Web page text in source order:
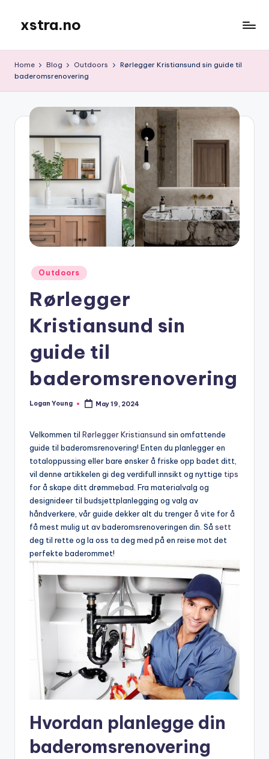
xstra.no
Home Blog Outdoors
Rørlegger Kristiansund sin guide til
baderomsrenovering
Posted
in
Outdoors
Rørlegger
Kristiansund sin
guide til
baderomsrenovering
Posted
Logan Young May 19, 2024
Velkommen til Rørlegger Kristiansund sin‍ omfattende
guide⁢ til‌ baderomsrenovering! Enten du ​planlegger en
totaloppussing eller bare ønsker ‌å friske opp badet⁣ ditt,​
vil denne artikkelen ⁤gi deg ‍verdifull innsikt og nyttige⁢ tips
for å skape ditt drømmebad. Fra materialvalg og
designideer til budsjettplanlegging ⁢og⁣ valg ‍av⁣
håndverkere, vår ⁤guide dekker⁣ alt du ‌trenger‌ å vite for å
få ​mest mulig ut av baderomsrenoveringen​ din. Så sett
⁤deg til​ rette og la ​oss ta deg​ med på en reise mot det
perfekte baderommet!
Hvordan ‌planlegge din
baderomsrenovering